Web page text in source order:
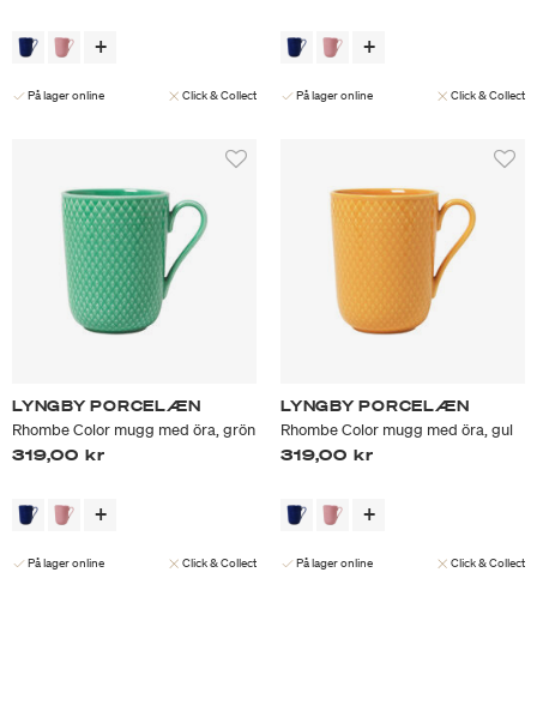
På lager online Click & Collect På lager online Click & Collect
LYNGBY PORCELÆN
Rhombe Color mugg med öra, grön
319,00 kr
På lager online Click & Collect
LYNGBY PORCELÆN
Rhombe Color mugg med öra, gul
319,00 kr
På lager online Click & Collect